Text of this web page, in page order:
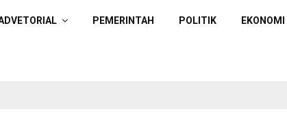
PEMERINTAH POLITIK EKONOMI